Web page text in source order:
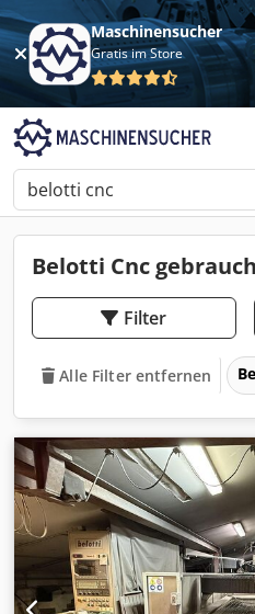
Maschinensucher
Gratis im Store
Belotti Cnc
Filter
Alle Filter entfernen